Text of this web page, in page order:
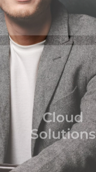
Cloud
Solutions